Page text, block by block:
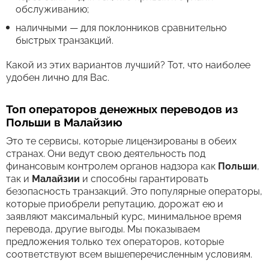
обслуживанию;
наличными — для поклонников сравнительно
быстрых транзакций.
Какой из этих вариантов лучший? Тот, что наиболее
удобен лично для Вас.
Топ операторов денежных переводов из
Польши в Малайзию
Это те сервисы, которые лицензированы в обеих
странах. Они ведут свою деятельность под
финансовым контролем органов надзора как Польши,
так и Малайзии и способны гарантировать
безопасность транзакций. Это популярные операторы,
которые приобрели репутацию, дорожат ею и
заявляют максимальный курс, минимальное время
перевода, другие выгоды. Мы показываем
предложения только тех операторов, которые
соответствуют всем вышеперечисленным условиям.